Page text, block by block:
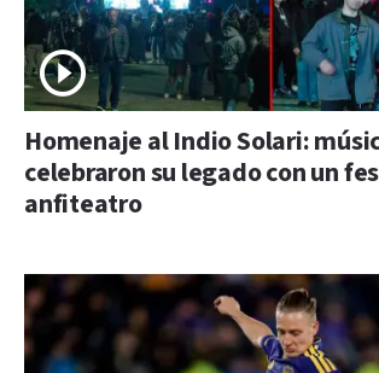
Homenaje al Indio Solari:
celebraron su legado con un
anfiteatro